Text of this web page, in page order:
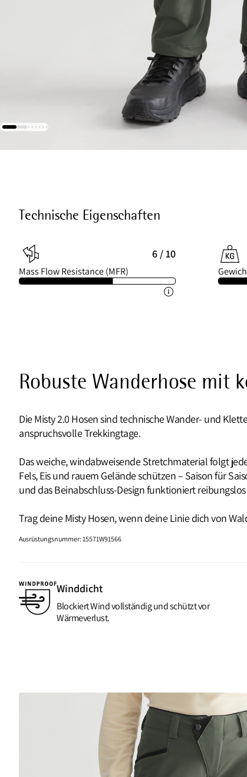
Technische Eigenschaften
6 / 10
Mass Flow Resistance (MFR)
Robuste Wanderhose mit
Die Misty 2.0 Hosen sind technische Wander- und
anspruchsvolle Trekkingtage.
Das weiche, windabweisende Stretchmaterial folgt
Fels, Eis und rauem Gelände schützen – Saison für
und das Beinabschluss-Design funktioniert
Trag deine Misty Hosen, wenn deine Linie dich von
Ausrüstungsnummer: 15571W91566
Winddicht
Blockiert Wind vollständig und schützt vor
Wärmeverlust.